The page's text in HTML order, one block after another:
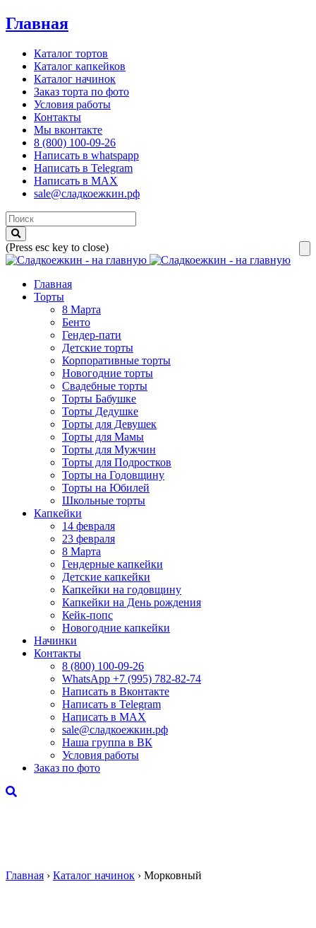
Главная
Каталог тортов
Каталог капкейков
Каталог начинок
Заказ торта по фото
Условия работы
Контакты
Мы вконтакте
8 (800) 100-09-26
Написать в whatspapp
Написать в Telegram
Написать в MAX
sale@сладкоежкин.рф
(Press esc key to close)
Главная
Торты
8 Марта
Бенто
Гендер-пати
Детские торты
Корпоративные торты
Новогодние торты
Свадебные торты
Торты Бабушке
Торты Дедушке
Торты для Девушек
Торты для Мамы
Торты для Мужчин
Торты для Подростков
Торты на Годовщину
Торты на Юбилей
Школьные торты
Капкейки
14 февраля
23 февраля
8 Марта
Гендерные капкейки
Детские капкейки
Капкейки на годовщину
Капкейки на День рождения
Кейк-попс
Новогодние капкейки
Начинки
Контакты
8 (800) 100-09-26
WhatsApp +7 (995) 782-82-74
Написать в Вконтакте
Написать в Telegram
Написать в MAX
sale@сладкоежкин.рф
Наша группа в ВК
Условия работы
Заказ по фото
Главная › Каталог начинок › Морковный